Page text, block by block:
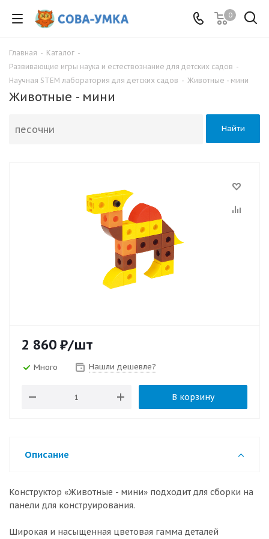
0
Главная - Каталог -
Развивающие игры наука и естествознание для детских садов -
Научная STEM лаборатория для детских садов - Животные - мини
Животные - мини
Найти
2 860 ₽/шт
Много Нашли дешевле?
В корзину
Описание
Конструктор «Животные - мини» подходит для сборки на
панели для конструирования.
Широкая и насыщенная цветовая гамма деталей